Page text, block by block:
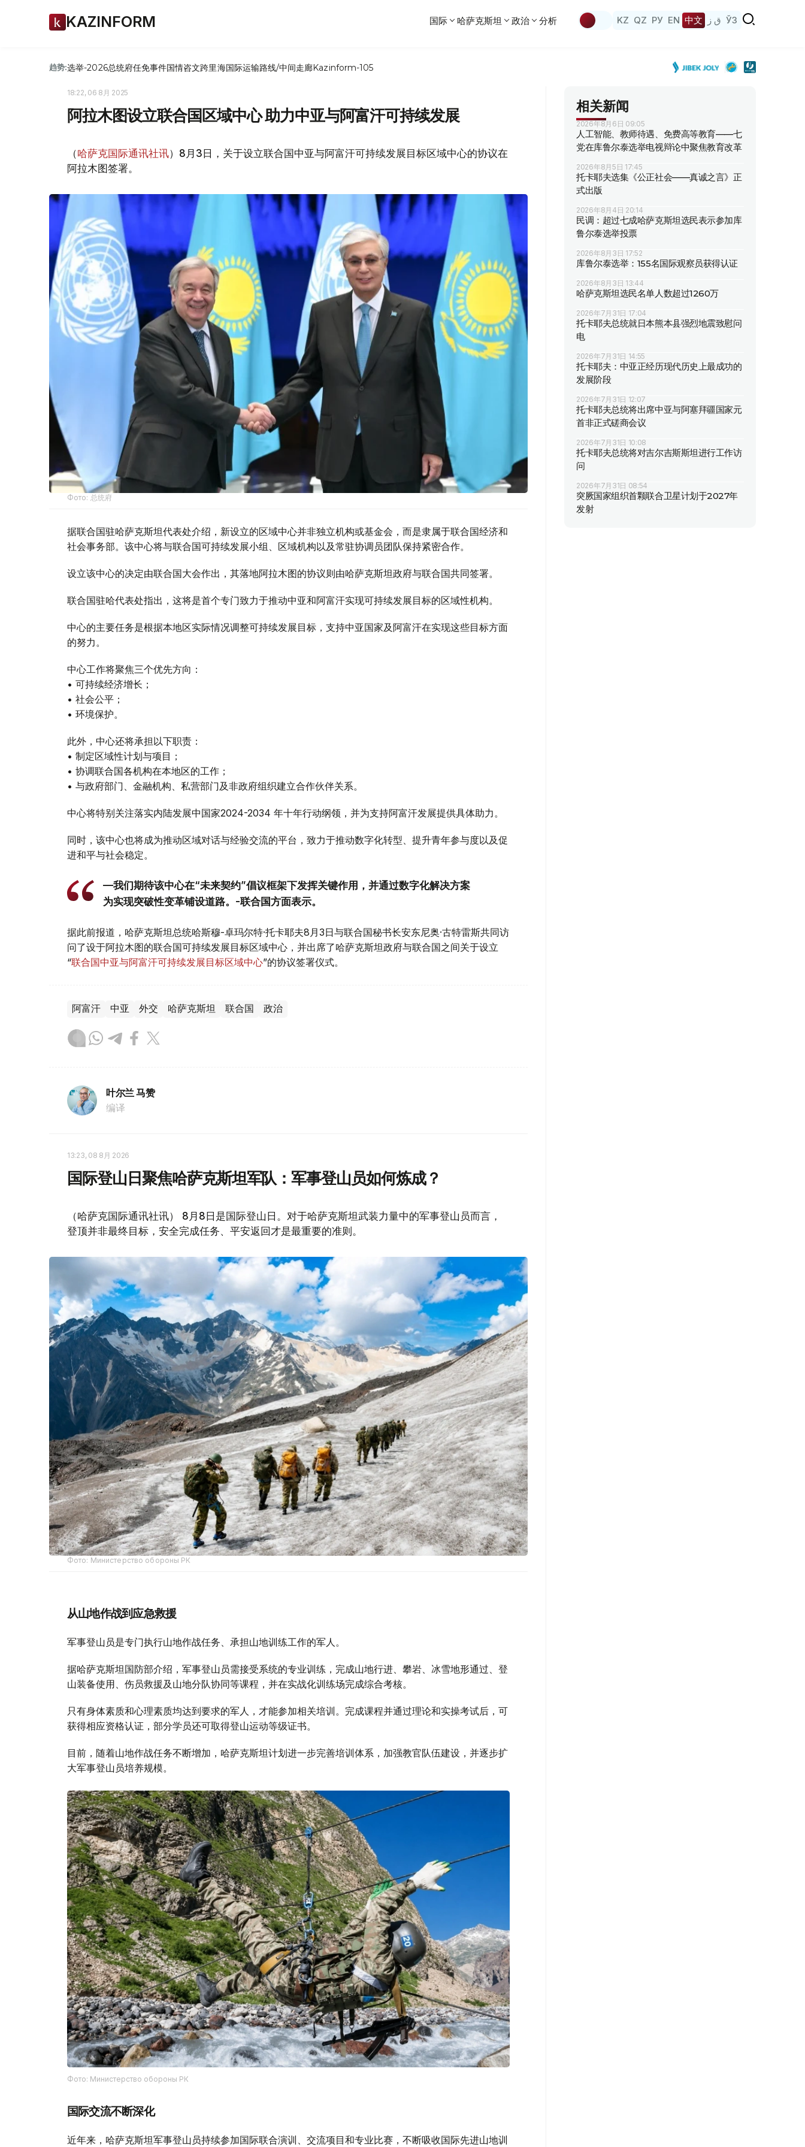
KAZINFORM 国际 哈萨克斯坦 政治 分析 KZ QZ РУ EN 中文 ق ز ЎЗ
趋势:选举-2026总统府任免事件国情咨文跨里海国际运输路线/中间走廊Kazinform-105
18:22, 06 8月 2025
阿拉木图设立联合国区域中心 助力中亚与阿富汗可持续发展
（哈萨克国际通讯社讯）8月3日，关于设立联合国中亚与阿富汗可持续发展目标区域中心的协议在
阿拉木图签署。
Фото: 总统府
据联合国驻哈萨克斯坦代表处介绍，新设立的区域中心并非独立机构或基金会，而是隶属于联合国经济和
社会事务部。该中心将与联合国可持续发展小组、区域机构以及常驻协调员团队保持紧密合作。
设立该中心的决定由联合国大会作出，其落地阿拉木图的协议则由哈萨克斯坦政府与联合国共同签署。
联合国驻哈代表处指出，这将是首个专门致力于推动中亚和阿富汗实现可持续发展目标的区域性机构。
中心的主要任务是根据本地区实际情况调整可持续发展目标，支持中亚国家及阿富汗在实现这些目标方面
的努力。
中心工作将聚焦三个优先方向：
• 可持续经济增长；
• 社会公平；
• 环境保护。
此外，中心还将承担以下职责：
• 制定区域性计划与项目；
• 协调联合国各机构在本地区的工作；
• 与政府部门、金融机构、私营部门及非政府组织建立合作伙伴关系。
中心将特别关注落实内陆发展中国家2024-2034 年十年行动纲领，并为支持阿富汗发展提供具体助力。
同时，该中心也将成为推动区域对话与经验交流的平台，致力于推动数字化转型、提升青年参与度以及促
进和平与社会稳定。
—我们期待该中心在“未来契约”倡议框架下发挥关键作用，并通过数字化解决方案
为实现突破性变革铺设道路。-联合国方面表示。
据此前报道，哈萨克斯坦总统哈斯穆-卓玛尔特·托卡耶夫8月3日与联合国秘书长安东尼奥·古特雷斯共同访
问了设于阿拉木图的联合国可持续发展目标区域中心，并出席了哈萨克斯坦政府与联合国之间关于设立
“联合国中亚与阿富汗可持续发展目标区域中心”的协议签署仪式。
阿富汗 中亚 外交 哈萨克斯坦 联合国 政治
叶尔兰 马赞
编译
13:23, 08 8月 2026
国际登山日聚焦哈萨克斯坦军队：军事登山员如何炼成？
（哈萨克国际通讯社讯） 8月8日是国际登山日。对于哈萨克斯坦武装力量中的军事登山员而言，
登顶并非最终目标，安全完成任务、平安返回才是最重要的准则。
Фото: Министерство обороны РК
从山地作战到应急救援
军事登山员是专门执行山地作战任务、承担山地训练工作的军人。
据哈萨克斯坦国防部介绍，军事登山员需接受系统的专业训练，完成山地行进、攀岩、冰雪地形通过、登
山装备使用、伤员救援及山地分队协同等课程，并在实战化训练场完成综合考核。
只有身体素质和心理素质均达到要求的军人，才能参加相关培训。完成课程并通过理论和实操考试后，可
获得相应资格认证，部分学员还可取得登山运动等级证书。
目前，随着山地作战任务不断增加，哈萨克斯坦计划进一步完善培训体系，加强教官队伍建设，并逐步扩
大军事登山员培养规模。
Фото: Министерство обороны РК
国际交流不断深化
近年来，哈萨克斯坦军事登山员持续参加国际联合演训、交流项目和专业比赛，不断吸收国际先进山地训
相关新闻
2026年8月6日 09:05
人工智能、教师待遇、免费高等教育——七
党在库鲁尔泰选举电视辩论中聚焦教育改革
2026年8月5日 17:45
托卡耶夫选集《公正社会——真诚之言》正
式出版
2026年8月4日 20:14
民调：超过七成哈萨克斯坦选民表示参加库
鲁尔泰选举投票
2026年8月3日 17:52
库鲁尔泰选举：155名国际观察员获得认证
2026年8月3日 13:44
哈萨克斯坦选民名单人数超过1260万
2026年7月31日 17:04
托卡耶夫总统就日本熊本县强烈地震致慰问
电
2026年7月31日 14:55
托卡耶夫：中亚正经历现代历史上最成功的
发展阶段
2026年7月31日 12:07
托卡耶夫总统将出席中亚与阿塞拜疆国家元
首非正式磋商会议
2026年7月31日 10:08
托卡耶夫总统将对吉尔吉斯斯坦进行工作访
问
2026年7月31日 08:54
突厥国家组织首颗联合卫星计划于2027年
发射